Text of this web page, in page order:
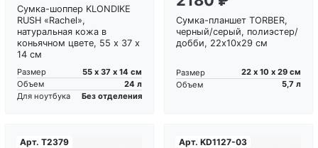
Сумка-шоппер KLONDIKE
RUSH «Rachel»,
натуральная кожа в
коньячном цвете, 55 х 37 х
14 см
Размер
55 х 37 х 14 см
Объем
24 л
Для ноутбука
Без отделения
Сумка-планшет TORBER,
черный/серый, полиэстер/
добби, 22х10х29 см
Размер
22 х 10 х 29 см
Объем
5,7 л
Арт. T2379 Арт. KD1127-03